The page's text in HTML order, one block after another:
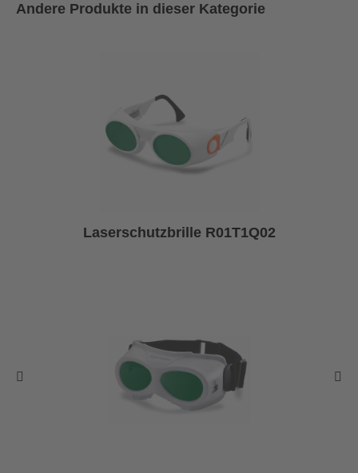
Andere Produkte in dieser Kategorie
Laserschutzbrille R01T1Q02